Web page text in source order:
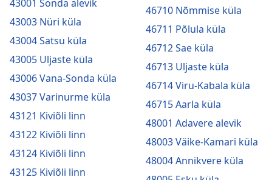
43001 Sonda alevik
43003 Nüri küla
43004 Satsu küla
43005 Uljaste küla
43006 Vana-Sonda küla
43037 Varinurme küla
43121 Kiviõli linn
43122 Kiviõli linn
43124 Kiviõli linn
43125 Kiviõli linn
46710 Nõmmise küla
46711 Põlula küla
46712 Sae küla
46713 Uljaste küla
46714 Viru-Kabala küla
46715 Aarla küla
48001 Adavere alevik
48003 Väike-Kamari küla
48004 Annikvere küla